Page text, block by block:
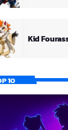
Kid
10